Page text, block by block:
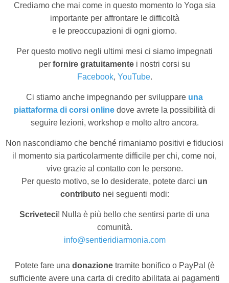
Crediamo che mai come in questo momento lo Yoga sia
importante per affrontare le difficoltà
e le preoccupazioni di ogni giorno.
Per questo motivo negli ultimi mesi ci siamo impegnati
per fornire gratuitamente i nostri corsi su
Facebook, YouTube.
Ci stiamo anche impegnando per sviluppare una
piattaforma di corsi online dove avrete la possibilità di
seguire lezioni, workshop e molto altro ancora.
Non nascondiamo che benché rimaniamo positivi e fiduciosi
il momento sia particolarmente difficile per chi, come noi,
vive grazie al contatto con le persone.
Per questo motivo, se lo desiderate, potete darci un
contributonei seguenti modi:
Scriveteci! Nulla è più bello che sentirsi parte di una
comunità.
info@sentieridiarmonia.com
Potete fare una donazionetramite bonifico o PayPal (è
sufficiente avere una carta di credito abilitata ai pagamenti